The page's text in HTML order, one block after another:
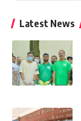
Latest News